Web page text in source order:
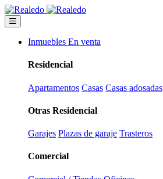
Inmuebles En venta
Residencial
Apartamentos Casas Casas adosadas
Otras Residencial
Garajes Plazas de garaje Trasteros
Comercial